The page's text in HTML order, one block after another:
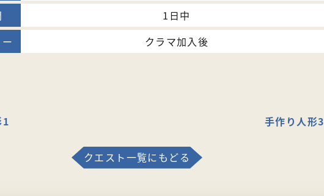
1日中
クラマ加入後
1 手作り人形3
クエスト一覧にもどる